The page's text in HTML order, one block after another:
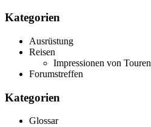
Kategorien
Ausrüstung
Reisen
Impressionen von Touren
Forumstreffen
Kategorien
Glossar